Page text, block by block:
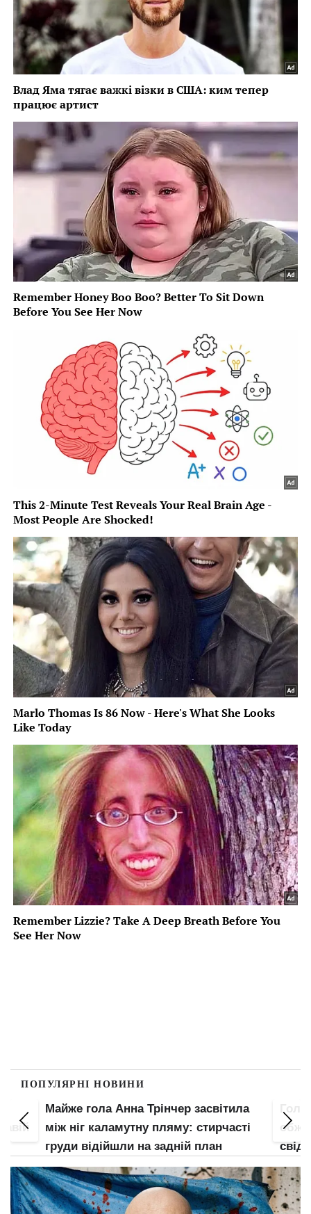
ПОПУЛЯРНІ НОВИНИ
Майже гола Анна Трінчер засвітила
між ніг каламутну пляму: стирчасті
груди відійшли на задній план